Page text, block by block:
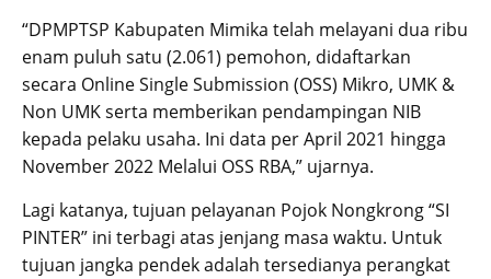
“DPMPTSP Kabupaten Mimika telah melayani dua ribu
enam puluh satu (2.061) pemohon, didaftarkan
secara Online Single Submission (OSS) Mikro, UMK &
Non UMK serta memberikan pendampingan NIB
kepada pelaku usaha. Ini data per April 2021 hingga
November 2022 Melalui OSS RBA,” ujarnya.
Lagi katanya, tujuan pelayanan Pojok Nongkrong “SI
PINTER” ini terbagi atas jenjang masa waktu. Untuk
tujuan jangka pendek adalah tersedianya perangkat